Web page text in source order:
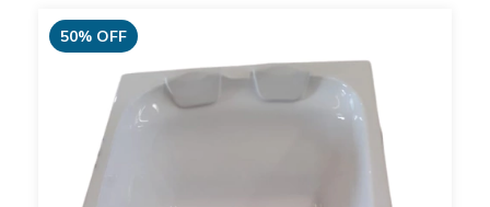
50% OFF